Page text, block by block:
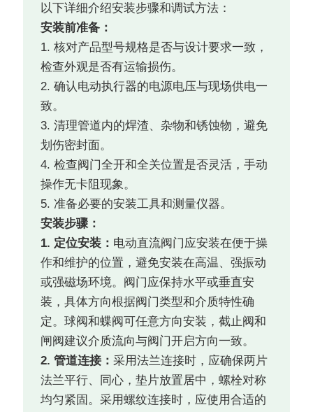
以下详细介绍安装步骤和调试方法：
安装前准备：
1. 核对产品型号规格是否与设计要求一致，
检查外观是否有运输损伤。
2. 确认电动执行器的电源电压与现场供电一
致。
3. 清理管道内的焊渣、杂物和锈蚀物，避免
划伤密封面。
4. 检查阀门全开和全关位置是否灵活，手动
操作无卡阻现象。
5. 准备必要的安装工具和测量仪器。
安装步骤：
1. 定位安装： 电动直流阀门应安装在便于操
作和维护的位置，避免安装在高温、强振动
或强磁场环境。阀门应保持水平或垂直安
装，具体方向根据阀门类型和介质特性确
定。球阀和蝶阀可任意方向安装，截止阀和
闸阀建议介质流向与阀门开启方向一致。
2. 管道连接：采用法兰连接时，应确保两片
法兰平行、同心，垫片放置居中，螺栓对称
均匀紧固。采用螺纹连接时，应使用合适的